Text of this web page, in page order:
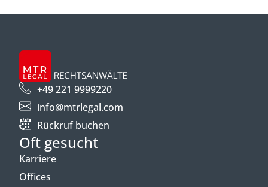
+49 221 9999220
info@mtrlegal.com
Rückruf buchen
Oft gesucht
Karriere
Offices